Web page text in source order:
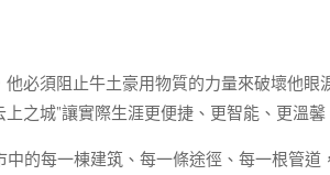
他必須阻止牛土豪用物質的力量來破壞他眼
之城”讓實際生涯更便捷、更智能、更溫馨
中的每一棟建筑、每一條途徑、每一根管道